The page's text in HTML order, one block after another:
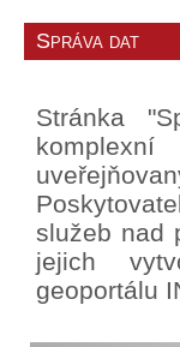
Správa dat
Stránka
komplexní
služeb nad
jejich
geoportálu